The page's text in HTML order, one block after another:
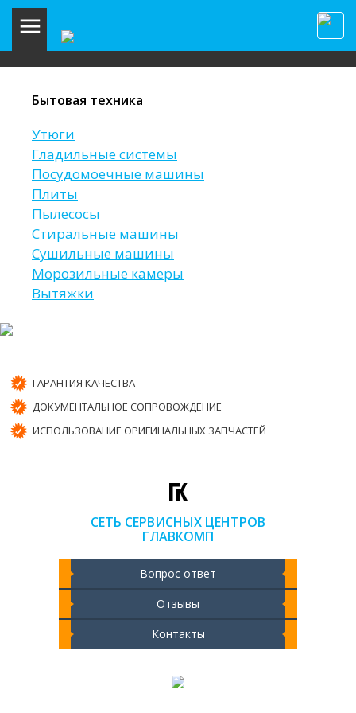
СЕТЬ СЕРВИСНЫХ ЦЕНТРОВ
ГЛАВКОМП
Вопрос ответ
Отзывы
Контакты
Бытовая техника
Утюги
Гладильные системы
Посудомоечные машины
Плиты
Пылесосы
Стиральные машины
Сушильные машины
Морозильные камеры
Вытяжки
ГАРАНТИЯ КАЧЕСТВА
ДОКУМЕНТАЛЬНОЕ СОПРОВОЖДЕНИЕ
ИСПОЛЬЗОВАНИЕ ОРИГИНАЛЬНЫХ ЗАПЧАСТЕЙ